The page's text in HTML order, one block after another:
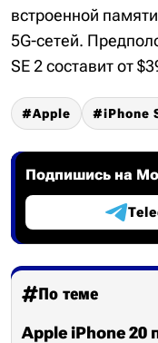
встроенной
5G-сетей.
SE 2 составит от
Apple iPhone
Подпишись на
По теме
Apple iPhone 20